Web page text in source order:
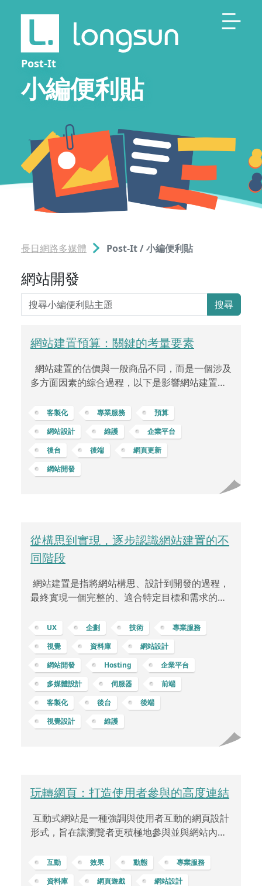
Post-It
小編便利貼
長日網路多媒體 Post-It / 小編便利貼
網站開發
搜尋
網站建置預算：關鍵的考量要素
網站建置的估價與一般商品不同，而是一個涉及
多方面因素的綜合過程，以下是影響網站建置費
有其獨特性，不僅僅是頁數的差異。網站的複雜
度體現於功能、設計、技術要求等多方面。一個
需要設計特殊功能、具有複雜後端系統的網站，
像是電子商務、訂單系統、會員登錄，或是互動
效果等等，其開發成本自然會高於一個靜態、單
純的網站。 網站客製化程度不同客戶對於網站的
需求不同，有些客戶希望有高度客製化或專屬的
客製化 專業服務
預算
網站設計
維護
企業平台
後台
後端
網頁更新
網站開發
從構思到實現，逐步認識網站建置的不
同階段
網站建置是指將網站構思、設計到開發的過程，
最終實現一個完整的、適合特定目標和需求的網
終網站上線的各種階段。通常在網站建置前，需
要先定義網站的目標和需求。這包括了確定網站
的受眾、功能、內容和結構。隨之，網站設計師
將根據這些需求和目標，開始設計網站的外觀和
使用者體驗。這包括了視覺風格、導航、排版、
圖形和互動元素等方面。一旦設計確定，開發團
隊開始進行網站的實體構建。前端開發人員負責
建立網站的使用者界面，後端開發人員則負責伺
UX 企劃 技術
專業服務
視覺
資料庫
網站設計
網站開發
Hosting
企業平台
多媒體設計
伺服器
前端
客製化
後台
後端
視覺設計
維護
玩轉網頁：打造使用者參與的高度連結
互動式網站是一種強調與使用者互動的網頁設計
形式，旨在讓瀏覽者更積極地參與並與網站內容
放在使用者體驗上，通過多種互動方式來吸引瀏
覽者，提供更豐富、更引人入勝的網站體驗。互
互動 效果 動態
專業服務
資料庫
網頁遊戲
網站設計